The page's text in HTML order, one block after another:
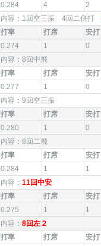
0.284 4 2
内容：1回空三振 4回二併打
打率 打席 安打
0.274 1 0
内容：8回中飛
打率 打席 安打
0.277 1 0
内容：9回空三振
打率 打席 安打
0.280 1 0
内容：8回二飛
打率 打席 安打
0.284 1 1
内容： 11回中安
打率 打席 安打
0.275 1 1
内容： 8回左２
打率 打席 安打